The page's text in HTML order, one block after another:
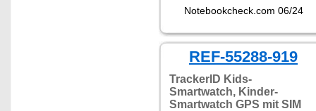
Notebookcheck.com 06/24
REF-55288-919
TrackerID Kids-
Smartwatch, Kinder-
Smartwatch GPS mit SIM